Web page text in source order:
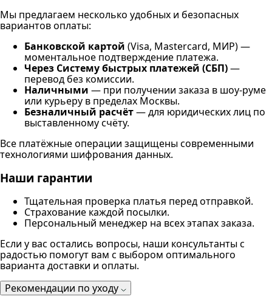
Мы предлагаем несколько удобных и безопасных
вариантов оплаты:
Банковской картой (Visa, Mastercard, МИР) —
моментальное подтверждение платежа.
Через Систему быстрых платежей (СБП)—
перевод без комиссии.
Наличными — при получении заказа в шоу-руме
или курьеру в пределах Москвы.
Безналичный расчёт— для юридических лиц по
выставленному счёту.
Все платёжные операции защищены современными
технологиями шифрования данных.
Наши гарантии
Тщательная проверка платья перед отправкой.
Страхование каждой посылки.
Персональный менеджер на всех этапах заказа.
Если у вас остались вопросы, наши консультанты с
радостью помогут вам с выбором оптимального
варианта доставки и оплаты.
Рекомендации по уходу